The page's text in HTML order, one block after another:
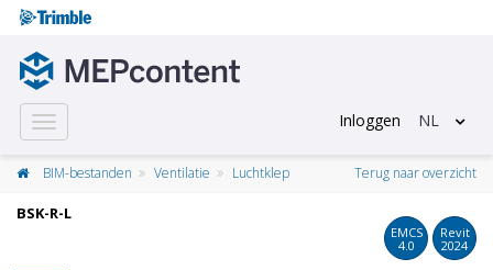
Toggle
navigation
Inloggen NL
BIM-bestanden Ventilatie Luchtklep Terug naar overzicht
BSK-R-L
EMCS
4.0
Revit
2024